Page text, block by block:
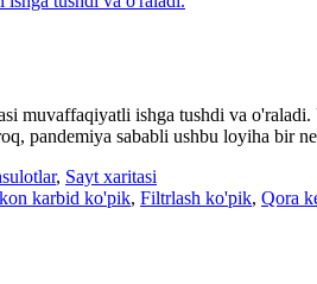
muvaffaqiyatli ishga tushdi va
pandemiya sababli ushbu loyiha bir
, Sayt xaritasi
karbid ko'pik, Filtrlash ko'pik, Qora